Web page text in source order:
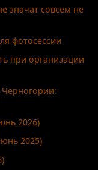
значат совсем не
фотосессии
при организации
Черногории:
2026)
2025)